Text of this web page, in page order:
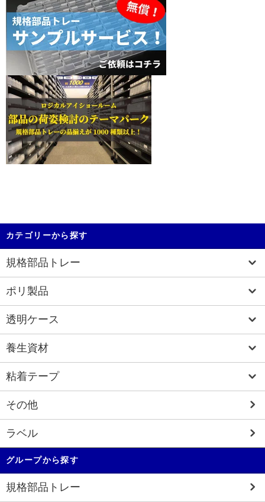
カテゴリーから探す
規格部品トレー
ポリ製品
透明ケース
養生資材
粘着テープ
その他
ラベル
グループから探す
規格部品トレー